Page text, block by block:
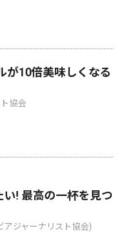
が10倍美味しくなる
協会
! 最高の一杯を見つ
ジャーナリスト協会)